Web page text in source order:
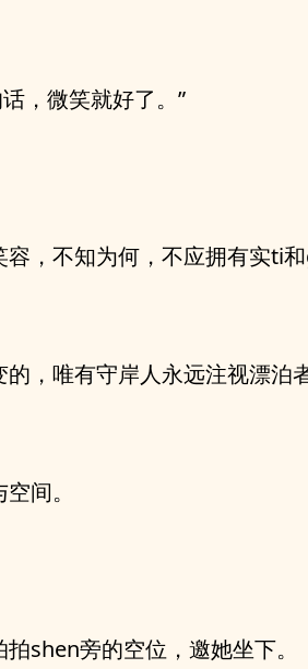
，微笑就好了。”
，不知为何，不应拥有实ti
，唯有守岸人永远注视漂泊
间。
shen旁的空位，邀她坐下。